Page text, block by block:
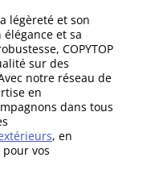
légèreté et son
et sa
COPYTOP
sur des
notre réseau de
en
dans tous
, en
pour vos